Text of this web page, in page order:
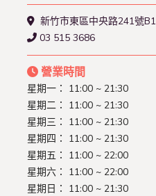
新竹市東區中央路241號B1
03 515 3686
營業時間
星期一： 11:00 ~ 21:30
星期二： 11:00 ~ 21:30
星期三： 11:00 ~ 21:30
星期四： 11:00 ~ 21:30
星期五： 11:00 ~ 22:00
星期六： 11:00 ~ 22:00
星期日： 11:00 ~ 21:30